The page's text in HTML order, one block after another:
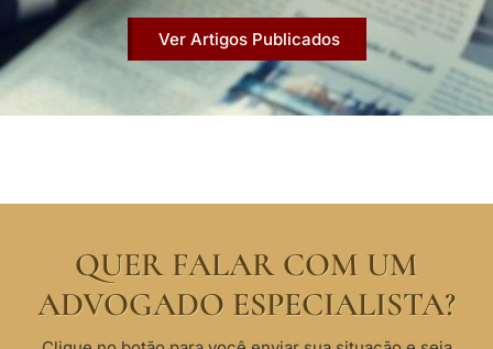
Ver Artigos Publicados
QUER FALAR COM UM
ADVOGADO ESPECIALISTA?